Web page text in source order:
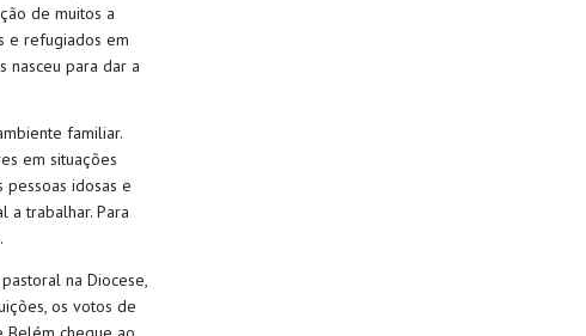
de muitos a
e refugiados em
nasceu para dar a
familiar.
em situações
pessoas idosas e
a trabalhar. Para
na Diocese,
os votos de